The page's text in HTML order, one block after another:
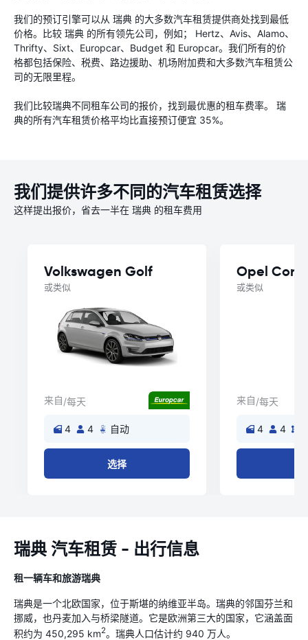
我们的预订引擎可以从 瑞典 的大多数汽车租赁提供商处找到最低
价格。比较 瑞典 的所有领先公司，例如； Hertz、Avis、Alamo、
Thrifty、Sixt、Europcar、Budget 和 Europcar。我们所有的价
格都包括保险、税费、路边援助、机场附加费和大多数汽车租赁公
司的无限里程。
我们比较瑞典不同租车公司的报价，找到最优惠的租车费率。 瑞
典的所有汽车租赁价格平均比直接预订便宜 35%。
我们提供许多不同的汽车租赁选择
这样提出报价，省去一半在 瑞典 的租车费用
Volkswagen Golf
或类似
来自/每天
4 4 自动
选择
Opel
或类似
来自/每天
4 4
瑞典 汽车租赁 - 出行信息
租一辆车和旅游瑞典
瑞典是一个北欧国家，位于斯堪的纳维亚半岛。瑞典的邻国芬兰和
挪威，也丹麦加入与桥梁隧道。它是欧洲第三大的国家，它涵盖面
积约为 450,295 km2。瑞典人口估计约 940 万人。